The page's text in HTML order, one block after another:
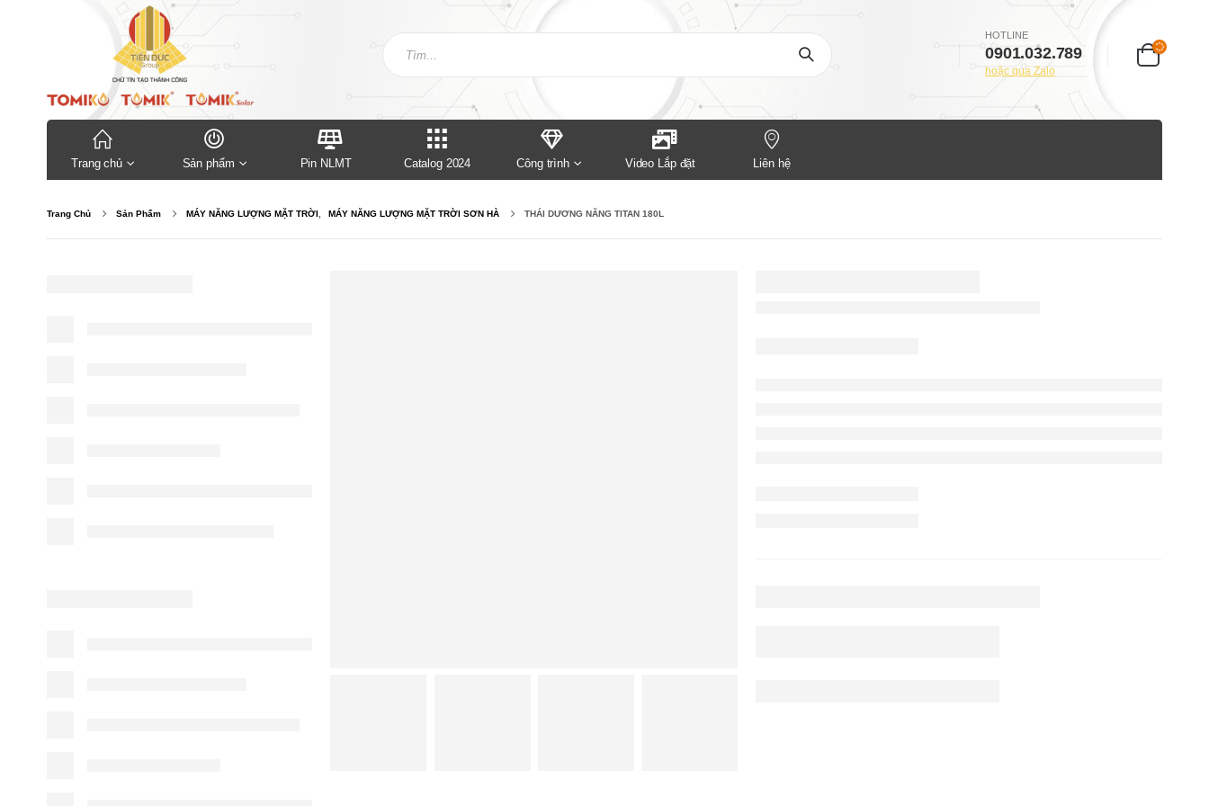
HOTLINE
0901.032.789
hoặc qua Zalo
Trang chủ Sản phẩm Pin NLMT Catalog 2024 Công trình Video Lắp đặt Liên hệ
Trang Chủ Sản Phẩm MÁY NĂNG LƯỢNG MẶT TRỜI MÁY NĂNG LƯỢNG MẶT TRỜI SƠN HÀ THÁI DƯƠNG NĂNG TITAN 180L